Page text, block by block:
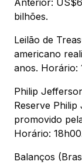
bilhões.
Leilão de
americano
anos. Horário:
Philip
Reserve
promovido
Horário:
Balanços